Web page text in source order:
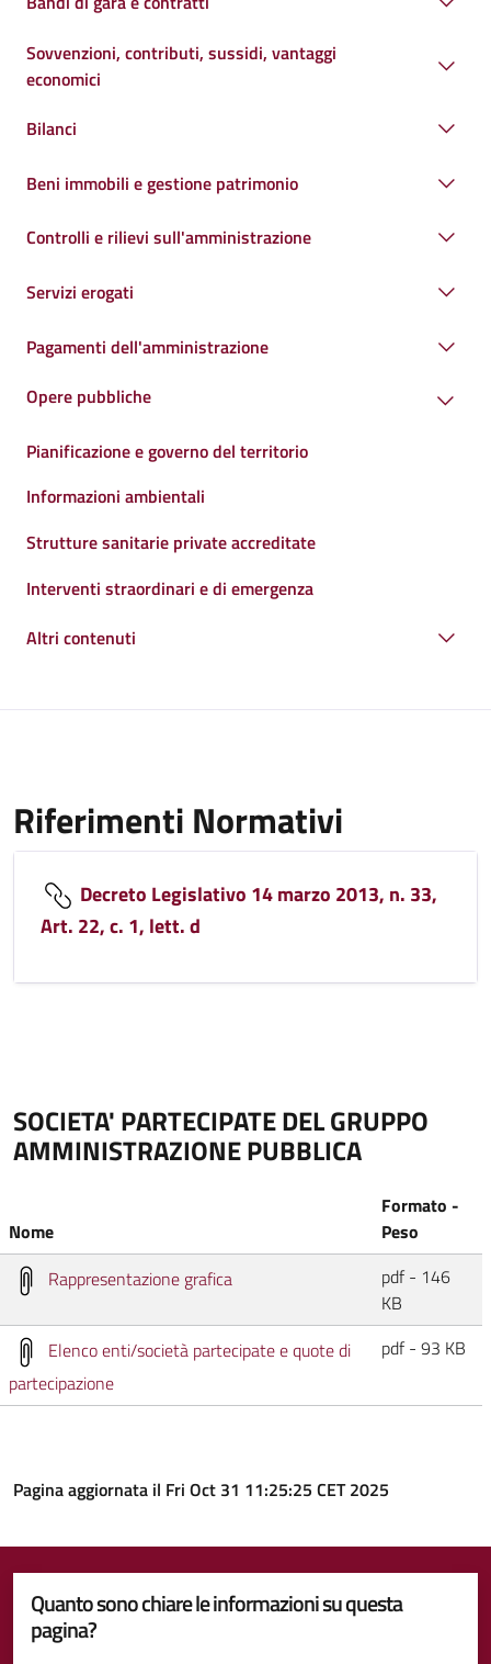
Sovvenzioni, contributi, sussidi, vantaggi
economici
Bilanci
Beni immobili e gestione patrimonio
Controlli e rilievi sull'amministrazione
Servizi erogati
Pagamenti dell'amministrazione
Opere pubbliche
Pianificazione e governo del territorio
Informazioni ambientali
Strutture sanitarie private accreditate
Interventi straordinari e di emergenza
Altri contenuti
Riferimenti Normativi
Decreto Legislativo 14 marzo 2013, n. 33,
Art. 22, c. 1, lett. d
SOCIETA' PARTECIPATE DEL GRUPPO
AMMINISTRAZIONE PUBBLICA
Nome
Formato -
Peso
Rappresentazione grafica
pdf - 146
KB
Elenco enti/società partecipate e quote di
partecipazione
pdf - 93 KB
Pagina aggiornata il Fri Oct 31 11:25:25 CET 2025
Quanto sono chiare le informazioni su questa
pagina?